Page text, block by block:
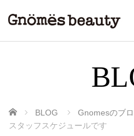
ホーム BLOG Gnomesのブ
スタッフスケジュールです